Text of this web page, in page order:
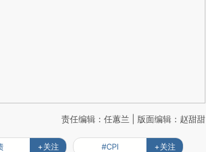
责任编辑：任蕙兰 | 版面编辑：赵甜甜
+关注 #CPI +关注